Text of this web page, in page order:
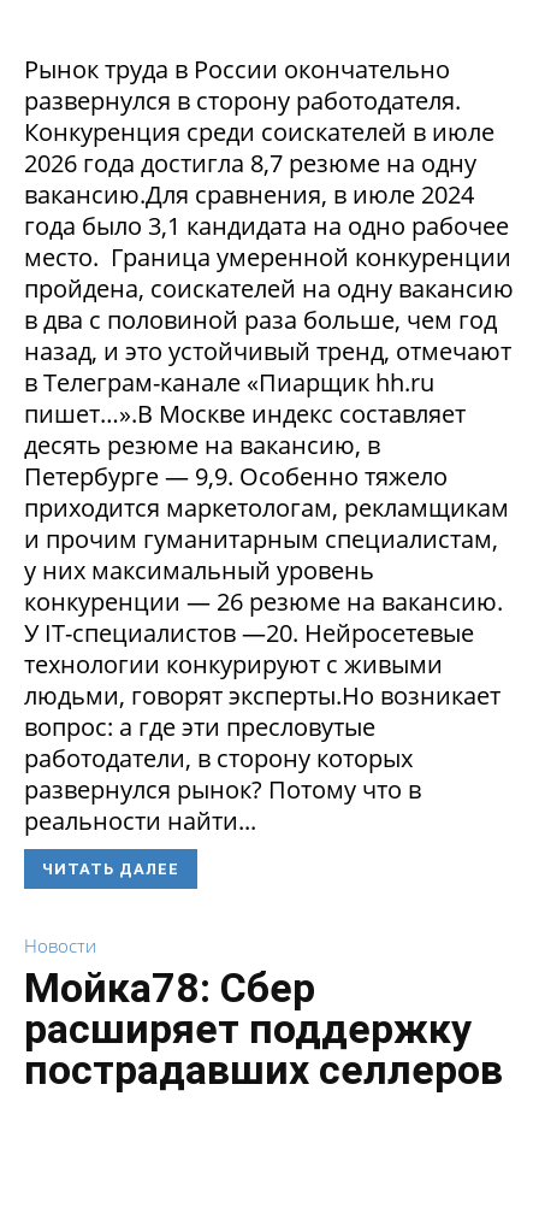
Рынок труда в России окончательно
развернулся в сторону работодателя.
Конкуренция среди соискателей в июле
2026 года достигла 8,7 резюме на одну
вакансию.Для сравнения, в июле 2024
года было 3,1 кандидата на одно рабочее
место. Граница умеренной конкуренции
пройдена, соискателей на одну вакансию
в два с половиной раза больше, чем год
назад, и это устойчивый тренд, отмечают
в Телеграм-канале «Пиарщик hh.ru
пишет…».В Москве индекс составляет
десять резюме на вакансию, в
Петербурге — 9,9. Особенно тяжело
приходится маркетологам, рекламщикам
и прочим гуманитарным специалистам,
у них максимальный уровень
конкуренции — 26 резюме на вакансию.
У IT-специалистов —20. Нейросетевые
технологии конкурируют с живыми
людьми, говорят эксперты.Но возникает
вопрос: а где эти пресловутые
работодатели, в сторону которых
развернулся рынок? Потому что в
реальности найти...
ЧИТАТЬ ДАЛЕЕ
Новости
Мойка78: Сбер
расширяет поддержку
пострадавших селлеров